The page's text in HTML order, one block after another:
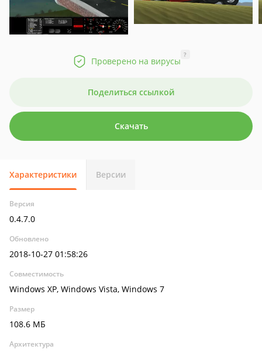
Проверено на вирусы
?
Поделиться ссылкой
Скачать
Характеристики Версии
Версия
0.4.7.0
Обновлено
2018-10-27 01:58:26
Совместимость
Windows XP, Windows Vista, Windows 7
Размер
108.6 МБ
Архитектура